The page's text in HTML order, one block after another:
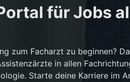
für Jobs
zum Facharzt zu beginnen?
in allen
Starte deine Karriere im